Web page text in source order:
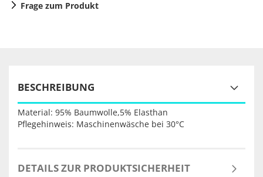
Frage zum Produkt
BESCHREIBUNG
Material: 95% Baumwolle,5% Elasthan
Pflegehinweis: Maschinenwäsche bei 30°C
DETAILS ZUR PRODUKTSICHERHEIT